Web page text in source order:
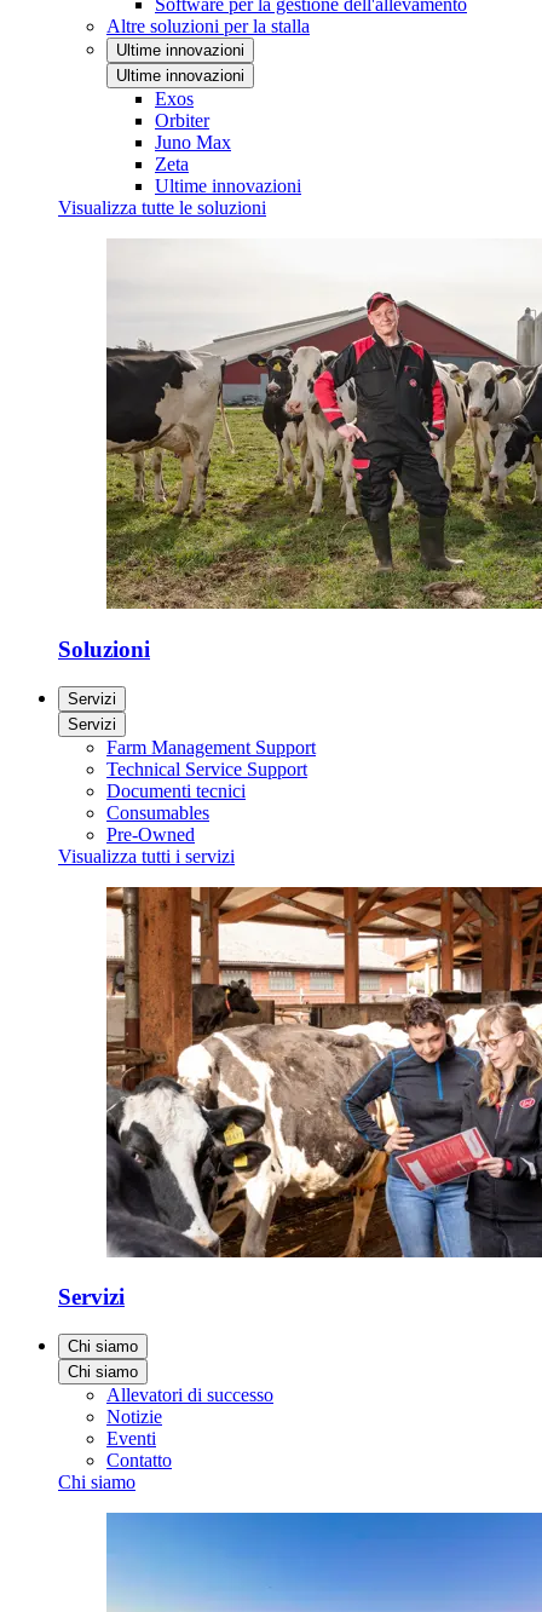
Software per la gestione dell'allevamento
Altre soluzioni per la stalla
Ultime innovazioni
Ultime innovazioni
Exos
Orbiter
Juno Max
Zeta
Ultime innovazioni
Visualizza tutte le soluzioni
Soluzioni
Servizi
Servizi
Farm Management Support
Technical Service Support
Documenti tecnici
Consumables
Pre-Owned
Visualizza tutti i servizi
Servizi
Chi siamo
Chi siamo
Allevatori di successo
Notizie
Eventi
Contatto
Chi siamo